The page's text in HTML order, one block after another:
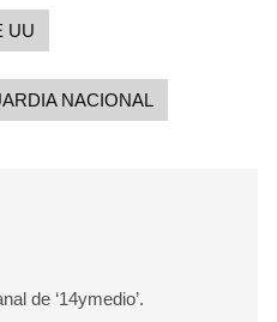
UU
NACIONAL
de ‘14ymedio’.